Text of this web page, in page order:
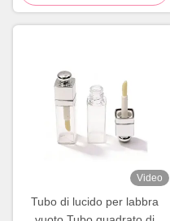
Video
Tubo di lucido per labbra